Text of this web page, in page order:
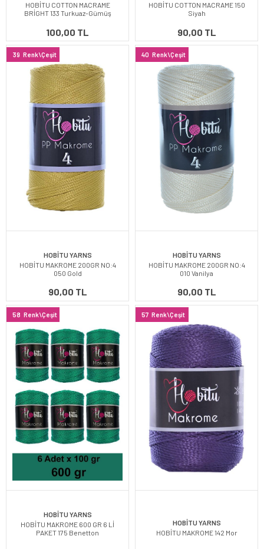
HOBİTU COTTON MACRAME
BRİGHT 133 Turkuaz-Gümüş
100,00 TL
HOBİTU COTTON MACRAME 150
Siyah
90,00 TL
39 Renk\Çeşit
HOBİTU YARNS
HOBİTU MAKROME 200GR NO:4
050 Gold
90,00 TL
40 Renk\Çeşit
HOBİTU YARNS
HOBİTU MAKROME 200GR NO:4
010 Vanilya
90,00 TL
58 Renk\Çeşit
HOBİTU YARNS
HOBİTU MAKROME 600 GR 6 Lİ
PAKET 175 Benetton
57 Renk\Çeşit
HOBİTU YARNS
HOBİTU MAKROME 142 Mor